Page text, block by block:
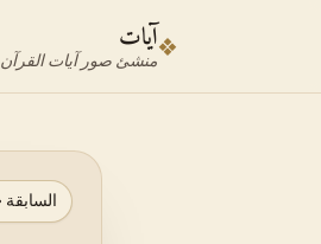
❖آيات
منشئ صور آيات القرآن
السابقة